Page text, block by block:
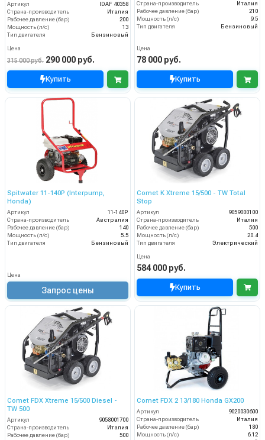
Артикул
IDAF 40358
Страна-производитель
Италия
Рабочее давление (бар)
200
Мощность (л/с)
13
Тип двигателя
Бензиновый
Цена
315 000 руб. 290 000 руб.
Купить
Страна-производитель
Италия
Рабочее давление (бар)
210
Мощность (л/с)
9.5
Тип двигателя
Бензиновый
Цена
78 000 руб.
Купить
Spitwater 11-140P (Interpump,
Honda)
Артикул
11-140P
Страна-производитель
Австралия
Рабочее давление (бар)
140
Мощность (л/с)
5.5
Тип двигателя
Бензиновый
Цена
Запрос цены
Comet K Xtreme 15/500 - TW Total
Stop
Артикул
9059000100
Страна-производитель
Италия
Рабочее давление (бар)
500
Мощность (л/с)
20.4
Тип двигателя
Электрический
Цена
584 000 руб.
Купить
Comet FDX Xtreme 15/500 Diesel -
TW 500
Артикул
9058001700
Страна-производитель
Италия
Рабочее давление (бар)
500
Comet FDX 2 13/180 Honda GX200
Артикул
9020030600
Страна-производитель
Италия
Рабочее давление (бар)
180
Мощность (л/с)
6.12